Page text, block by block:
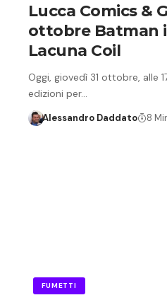
Lucca Comics &
ottobre Batman
Lacuna Coil
Oggi, giovedì 31 ottobre, alle
edizioni per…
Alessandro Daddato 8
FUMETTI